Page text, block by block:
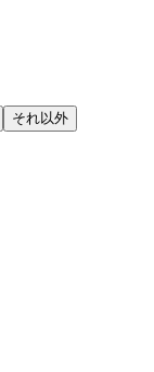
それ以外